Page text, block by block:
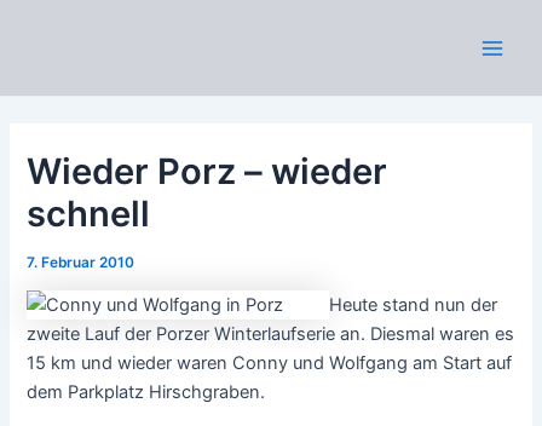
Wieder Porz – wieder
schnell
7. Februar 2010
Heute stand nun der
zweite Lauf der Porzer Winterlaufserie an. Diesmal waren es
15 km und wieder waren Conny und Wolfgang am Start auf
dem Parkplatz Hirschgraben.